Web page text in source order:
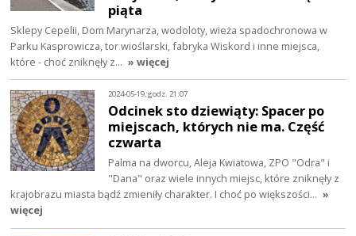
piąta
Sklepy Cepelii, Dom Marynarza, wodoloty, wieża spadochronowa w
Parku Kasprowicza, tor wioślarski, fabryka Wiskord i inne miejsca,
które - choć zniknęły z… » więcej
2024-05-19, godz. 21:07
Odcinek sto dziewiąty: Spacer po
miejscach, których nie ma. Część
czwarta
Palma na dworcu, Aleja Kwiatowa, ZPO "Odra" i
"Dana" oraz wiele innych miejsc, które zniknęły z
krajobrazu miasta bądź zmieniły charakter. I choć po większości… »
więcej